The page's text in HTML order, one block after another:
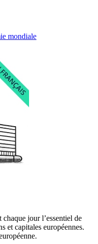
mondiale
jour l’essentiel de
et capitales européennes.